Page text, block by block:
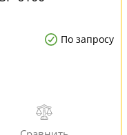
По запросу